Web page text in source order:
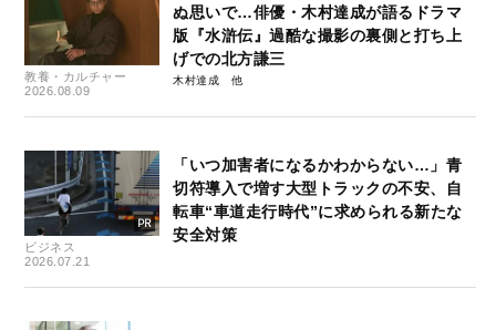
教養・カルチャー
2026.08.09
ぬ思いで…俳優・木村達成が語るドラマ
版『水滸伝』過酷な撮影の裏側と打ち上
げでの北方謙三
木村達成
ビジネス
2026.07.21
「いつ加害者になるかわからない…」青
切符導入で増す大型トラックの不安、自
転車“車道走行時代”に求められる新たな
安全対策